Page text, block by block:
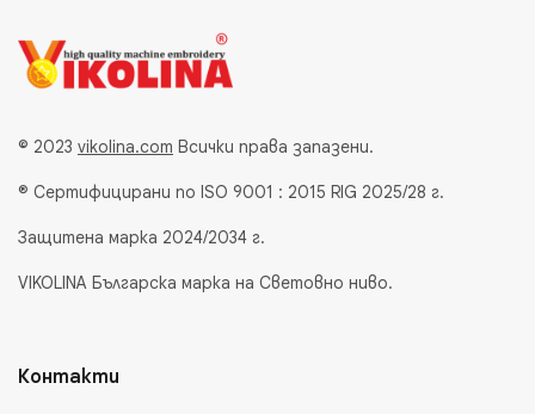
© 2023 vikolina.com Всички права запазени.
® Сертифицирани по ISO 9001 : 2015 RIG 2025/28 г.
Защитена марка 2024/2034 г.
VIKOLINA Българска марка на Световно ниво.
Контакти